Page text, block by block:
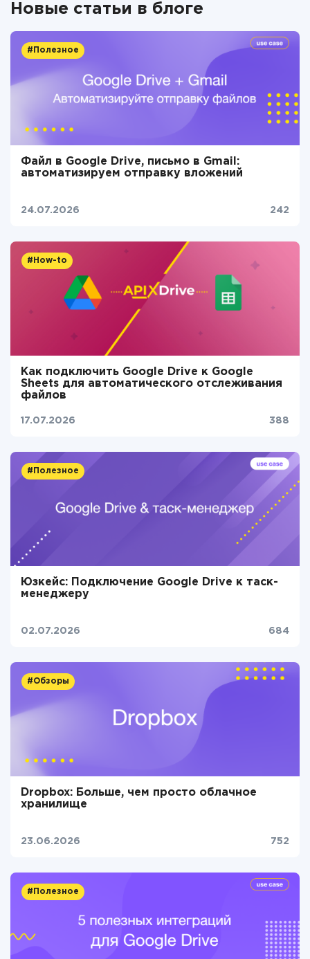
Новые статьи в блоге
#Полезное
Файл в Google Drive, письмо в Gmail:
автоматизируем отправку вложений
24.07.2026 242
#How-to
Как подключить Google Drive к Google
Sheets для автоматического отслеживания
файлов
17.07.2026 388
#Полезное
Юзкейс: Подключение Google Drive к таск-
менеджеру
02.07.2026 684
#Обзоры
Dropbox: Больше, чем просто облачное
хранилище
23.06.2026 752
#Полезное